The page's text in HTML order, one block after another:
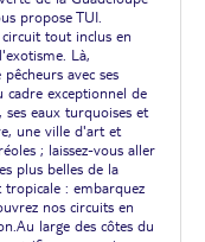
propose TUI.
tout inclus en
Là,
avec ses
exceptionnel de
eaux turquoises et
une ville d'art et
; laissez-vous aller
plus belles de la
: embarquez
nos circuits en
large des côtes du